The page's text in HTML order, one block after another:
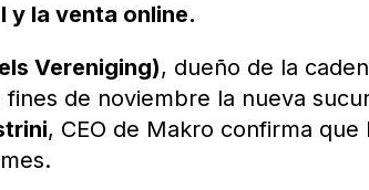
y la venta online.
Vereniging), dueño de la
fines de noviembre la nueva
, CEO de Makro confirma que